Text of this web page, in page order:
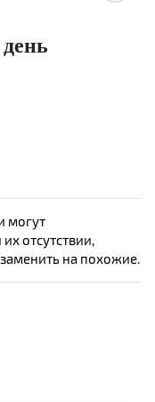
могут
отсутствии,
на похожие.